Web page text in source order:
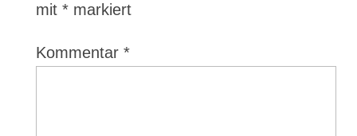
mit *markiert
Kommentar *